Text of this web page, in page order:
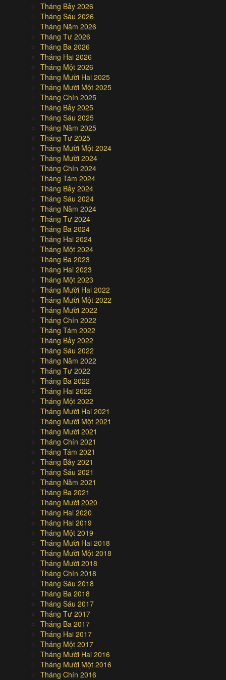
Tháng Bảy 2026
Tháng Sáu 2026
Tháng Năm 2026
Tháng Tư 2026
Tháng Ba 2026
Tháng Hai 2026
Tháng Một 2026
Tháng Mười Hai 2025
Tháng Mười Một 2025
Tháng Chín 2025
Tháng Bảy 2025
Tháng Sáu 2025
Tháng Năm 2025
Tháng Tư 2025
Tháng Mười Một 2024
Tháng Mười 2024
Tháng Chín 2024
Tháng Tám 2024
Tháng Bảy 2024
Tháng Sáu 2024
Tháng Năm 2024
Tháng Tư 2024
Tháng Ba 2024
Tháng Hai 2024
Tháng Một 2024
Tháng Ba 2023
Tháng Hai 2023
Tháng Một 2023
Tháng Mười Hai 2022
Tháng Mười Một 2022
Tháng Mười 2022
Tháng Chín 2022
Tháng Tám 2022
Tháng Bảy 2022
Tháng Sáu 2022
Tháng Năm 2022
Tháng Tư 2022
Tháng Ba 2022
Tháng Hai 2022
Tháng Một 2022
Tháng Mười Hai 2021
Tháng Mười Một 2021
Tháng Mười 2021
Tháng Chín 2021
Tháng Tám 2021
Tháng Bảy 2021
Tháng Sáu 2021
Tháng Năm 2021
Tháng Ba 2021
Tháng Mười 2020
Tháng Hai 2020
Tháng Hai 2019
Tháng Một 2019
Tháng Mười Hai 2018
Tháng Mười Một 2018
Tháng Mười 2018
Tháng Chín 2018
Tháng Sáu 2018
Tháng Ba 2018
Tháng Sáu 2017
Tháng Tư 2017
Tháng Ba 2017
Tháng Hai 2017
Tháng Một 2017
Tháng Mười Hai 2016
Tháng Mười Một 2016
Tháng Chín 2016